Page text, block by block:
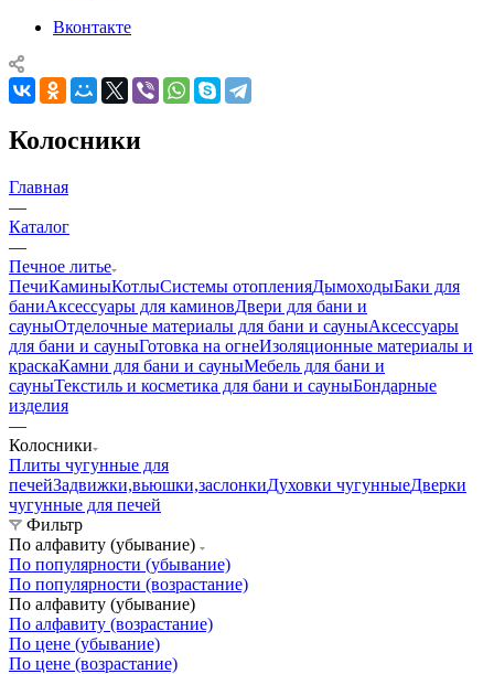
Вконтакте
Колосники
Главная
—
Каталог
—
Печное литье
ПечиКаминыКотлыСистемы отопленияДымоходыБаки для
баниАксессуары для каминовДвери для бани и
сауныОтделочные материалы для бани и сауныАксессуары
для бани и сауныГотовка на огнеИзоляционные материалы и
краскаКамни для бани и сауныМебель для бани и
сауныТекстиль и косметика для бани и сауныБондарные
изделия
—
Колосники
Плиты чугунные для
печейЗадвижки,вьюшки,заслонкиДуховки чугунныеДверки
чугунные для печей
Фильтр
По алфавиту (убывание)
По популярности (убывание)
По популярности (возрастание)
По алфавиту (убывание)
По алфавиту (возрастание)
По цене (убывание)
По цене (возрастание)